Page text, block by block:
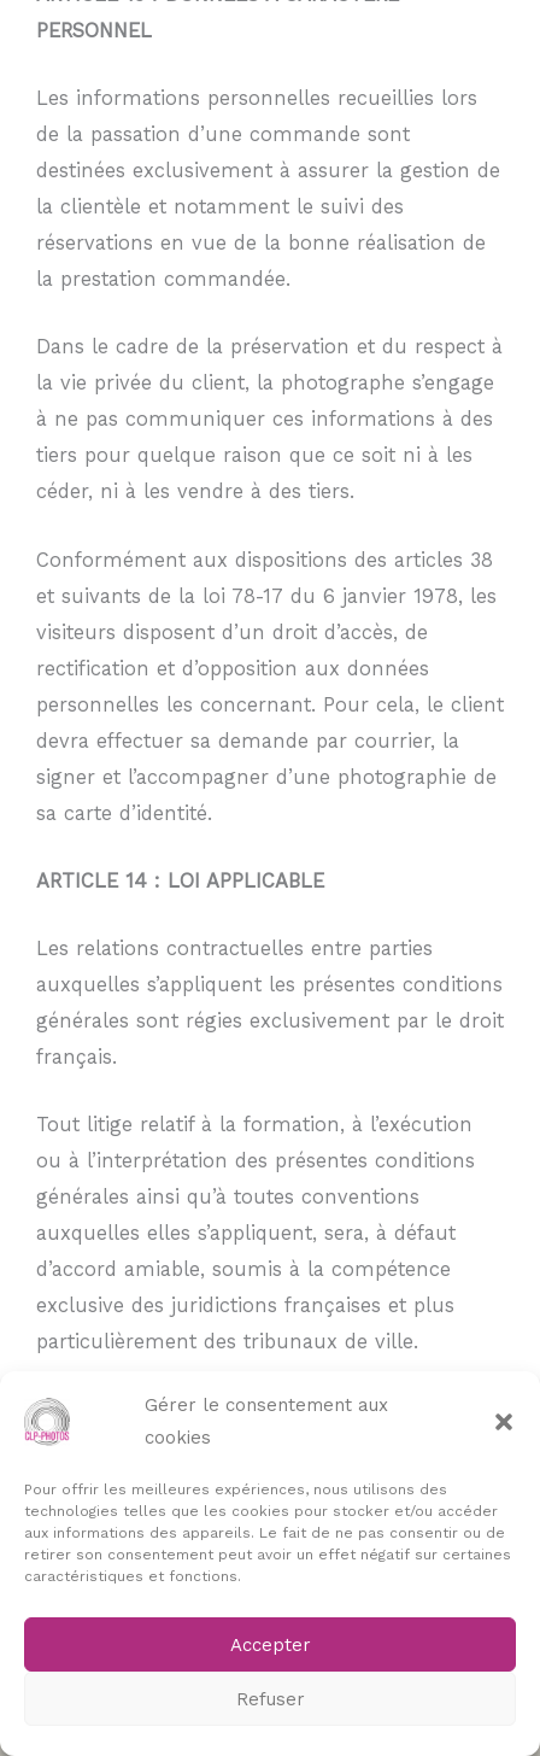
Gérer le consentement aux
cookies
Pour offrir les meilleures expériences, nous utilisons des
technologies telles que les cookies pour stocker et/ou accéder
aux informations des appareils. Le fait de ne pas consentir ou de
retirer son consentement peut avoir un effet négatif sur certaines
caractéristiques et fonctions.
Accepter
Refuser
PERSONNEL
Les informations personnelles recueillies lors
de la passation d’une commande sont
destinées exclusivement à assurer la gestion de
la clientèle et notamment le suivi des
réservations en vue de la bonne réalisation de
la prestation commandée.
Dans le cadre de la préservation et du respect à
la vie privée du client, la photographe s’engage
à ne pas communiquer ces informations à des
tiers pour quelque raison que ce soit ni à les
céder, ni à les vendre à des tiers.
Conformément aux dispositions des articles 38
et suivants de la loi 78-17 du 6 janvier 1978, les
visiteurs disposent d’un droit d’accès, de
rectification et d’opposition aux données
personnelles les concernant. Pour cela, le client
devra effectuer sa demande par courrier, la
signer et l’accompagner d’une photographie de
sa carte d’identité.
ARTICLE 14 : LOI APPLICABLE
Les relations contractuelles entre parties
auxquelles s’appliquent les présentes conditions
générales sont régies exclusivement par le droit
français.
Tout litige relatif à la formation, à l’exécution
ou à l’interprétation des présentes conditions
générales ainsi qu’à toutes conventions
auxquelles elles s’appliquent, sera, à défaut
d’accord amiable, soumis à la compétence
exclusive des juridictions françaises et plus
particulièrement des tribunaux de ville.
Le client reconnaît avoir pris connaissance des
conditions générales de vente ci-dessus.